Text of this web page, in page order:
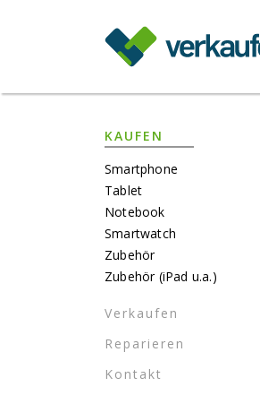
KAUFEN
Smartphone
Tablet
Notebook
Smartwatch
Zubehör
Zubehör (iPad u.a.)
Verkaufen
Reparieren
Kontakt